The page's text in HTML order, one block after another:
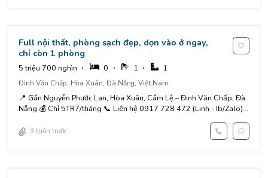
Full nội thất, phòng sạch đẹp, dọn vào ở ngay,
chỉ còn 1 phòng
5 triệu 700 nghìn 0 1 1
Đinh Văn Chấp, Hòa Xuân, Đà Nẵng, Việt Nam
📍 Gần Nguyễn Phước Lan, Hòa Xuân, Cẩm Lệ – Đinh Văn Chấp, Đà
Nẵng 💰 Chỉ 5TR7/tháng 📞 Liên hệ 0917 728 472 (Linh - Ib/Zalo)...
3 tuần trước